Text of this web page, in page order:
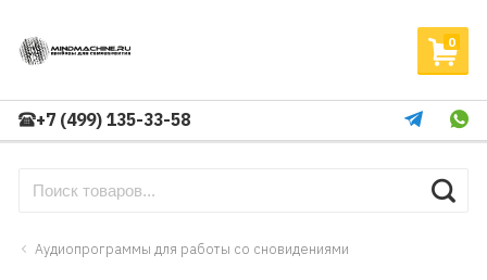
0
+7 (499) 135-33-58
Аудиопрограммы для работы со сновидениями